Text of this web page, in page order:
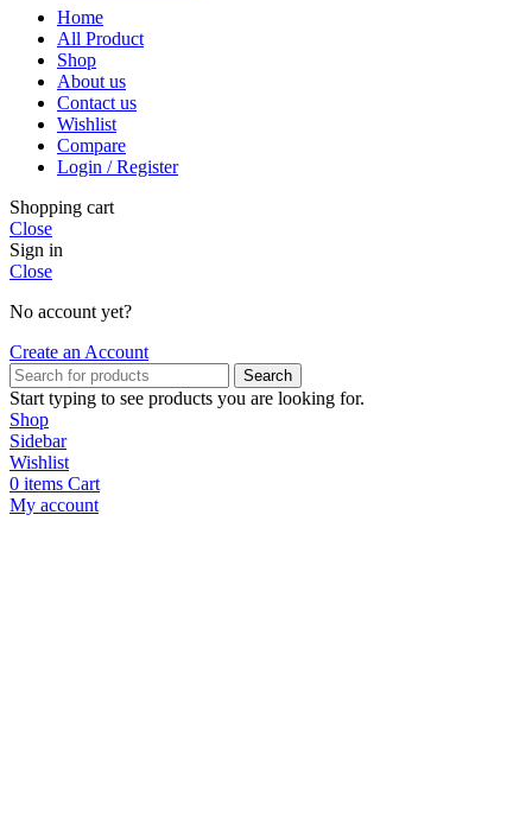
Home
All Product
Shop
About us
Contact us
Wishlist
Compare
Login / Register
Shopping cart
Close
Sign in
Close
No account yet?
Create an Account
Search
Start typing to see products you are looking for.
Shop
Sidebar
Wishlist
0 items Cart
My account